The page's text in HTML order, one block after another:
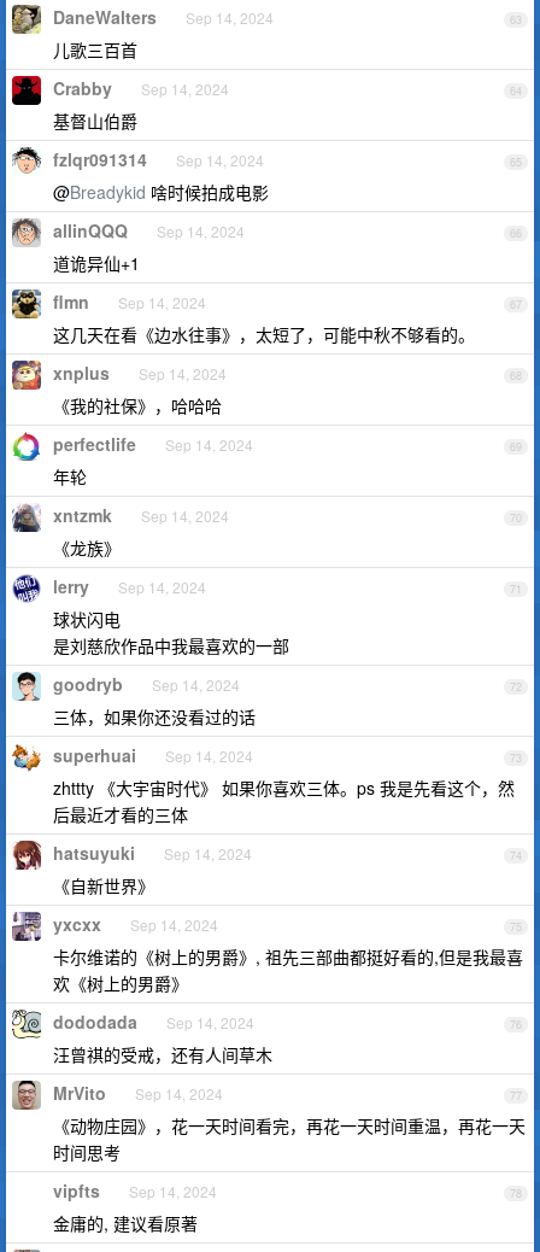
63
DaneWalters Sep 14, 2024
儿歌三百首
64
Crabby Sep 14, 2024
基督山伯爵
65
fzlqr091314 Sep 14, 2024
@Breadykid 啥时候拍成电影
66
allinQQQ Sep 14, 2024
道诡异仙+1
67
flmn Sep 14, 2024
这几天在看《边水往事》，太短了，可能中秋不够看的。
68
xnplus Sep 14, 2024
《我的社保》，哈哈哈
69
perfectlife Sep 14, 2024
年轮
70
xntzmk Sep 14, 2024
《龙族》
71
lerry Sep 14, 2024
球状闪电
是刘慈欣作品中我最喜欢的一部
72
goodryb Sep 14, 2024
三体，如果你还没看过的话
73
superhuai Sep 14, 2024
zhttty 《大宇宙时代》 如果你喜欢三体。ps 我是先看这个，然
后最近才看的三体
74
hatsuyuki Sep 14, 2024
《自新世界》
75
yxcxx Sep 14, 2024
卡尔维诺的《树上的男爵》, 祖先三部曲都挺好看的,但是我最喜
欢《树上的男爵》
76
dododada Sep 14, 2024
汪曾祺的受戒，还有人间草木
77
MrVito Sep 14, 2024
《动物庄园》，花一天时间看完，再花一天时间重温，再花一天
时间思考
78
vipfts Sep 14, 2024
金庸的, 建议看原著